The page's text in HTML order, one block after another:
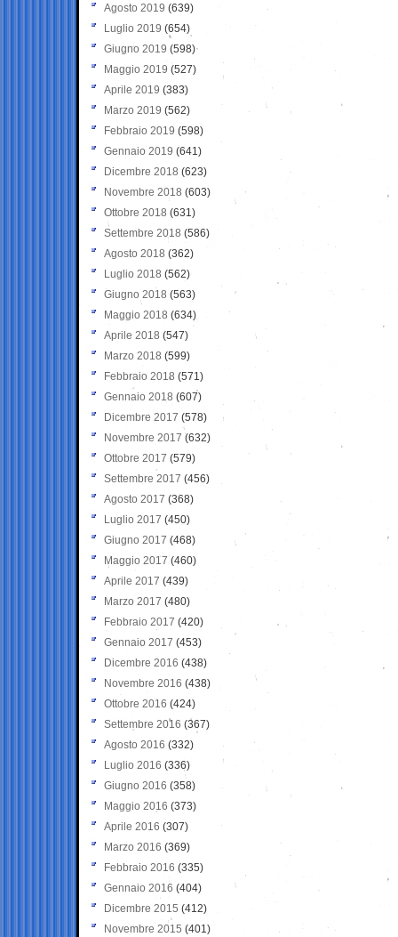
Agosto 2019 (639)
Luglio 2019 (654)
Giugno 2019 (598)
Maggio 2019 (527)
Aprile 2019 (383)
Marzo 2019 (562)
Febbraio 2019 (598)
Gennaio 2019 (641)
Dicembre 2018 (623)
Novembre 2018 (603)
Ottobre 2018 (631)
Settembre 2018 (586)
Agosto 2018 (362)
Luglio 2018 (562)
Giugno 2018 (563)
Maggio 2018 (634)
Aprile 2018 (547)
Marzo 2018 (599)
Febbraio 2018 (571)
Gennaio 2018 (607)
Dicembre 2017 (578)
Novembre 2017 (632)
Ottobre 2017 (579)
Settembre 2017 (456)
Agosto 2017 (368)
Luglio 2017 (450)
Giugno 2017 (468)
Maggio 2017 (460)
Aprile 2017 (439)
Marzo 2017 (480)
Febbraio 2017 (420)
Gennaio 2017 (453)
Dicembre 2016 (438)
Novembre 2016 (438)
Ottobre 2016 (424)
Settembre 2016 (367)
Agosto 2016 (332)
Luglio 2016 (336)
Giugno 2016 (358)
Maggio 2016 (373)
Aprile 2016 (307)
Marzo 2016 (369)
Febbraio 2016 (335)
Gennaio 2016 (404)
Dicembre 2015 (412)
Novembre 2015 (401)